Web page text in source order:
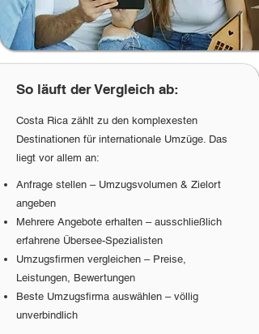
So läuft der Vergleich ab:
Costa Rica zählt zu den komplexesten
Destinationen für internationale Umzüge. Das
liegt vor allem an:
Anfrage stellen – Umzugsvolumen & Zielort
angeben
Mehrere Angebote erhalten – ausschließlich
erfahrene Übersee-Spezialisten
Umzugsfirmen vergleichen – Preise,
Leistungen, Bewertungen
Beste Umzugsfirma auswählen – völlig
unverbindlich